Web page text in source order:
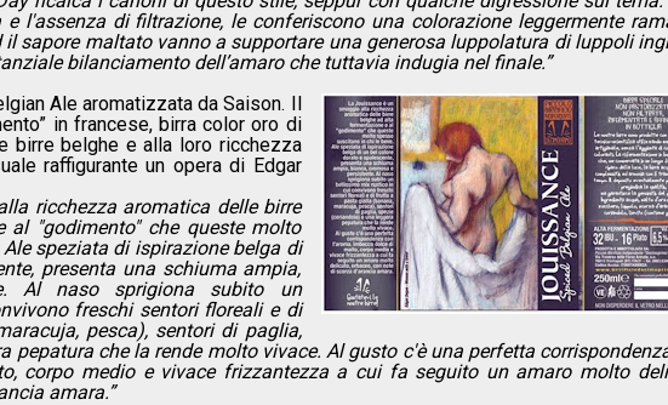
l'assenza di filtrazione, le conferiscono una colorazione leggermente
il sapore maltato vanno a supportare una generosa luppolatura di luppoli
bilanciamento dell’amaro che tuttavia indugia nel finale.”
Ale aromatizzata da Saison. Il
in francese, birra color oro di
birre belghe e alla loro ricchezza
raffigurante un opera di Edgar
ricchezza aromatica delle birre
al "godimento" che queste molto
speziata di ispirazione belga di
presenta una schiuma ampia,
Al naso sprigiona subito un
freschi sentori floreali e di
pesca), sentori di paglia,
pepatura che la rende molto vivace. Al gusto c'è una perfetta
corpo medio e vivace frizzantezza a cui fa seguito un amaro molto
amara.”